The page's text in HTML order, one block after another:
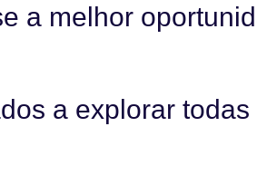
a melhor
a explorar